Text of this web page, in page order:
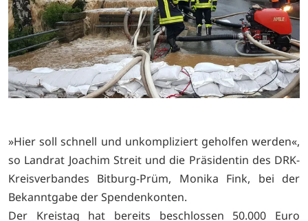
»Hier soll schnell und unkompliziert geholfen werden«,
so Landrat Joachim Streit und die Präsidentin des DRK-
Kreisverbandes Bitburg-Prüm, Monika Fink, bei der
Bekanntgabe der Spendenkonten.
Der Kreistag hat bereits beschlossen 50.000 Euro